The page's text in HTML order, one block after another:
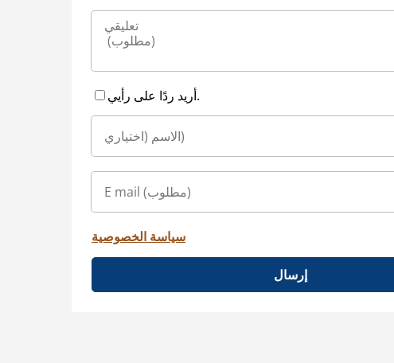
أريد ردًا على رأيي.
سياسة الخصوصية
إرسال